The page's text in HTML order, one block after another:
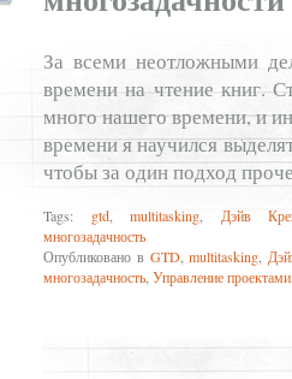
За всеми неотложными
времени на чтение книг.
много нашего времени, и
времени я научился
чтобы за один подход
Tags: gtd,multitasking
Дэйв
многозадачность
Опубликовано в GTD,multitasking
многозадачность Управление проектами